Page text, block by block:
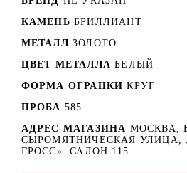
КАМЕНЬ БРИЛЛИАНТ
МЕТАЛЛ ЗОЛОТО
ЦВЕТ МЕТАЛЛА БЕЛЫЙ
ФОРМА ОГРАНКИ КРУГ
ПРОБА 585
АДРЕС МАГАЗИНА МОСКВА,
СЫРОМЯТНИЧЕСКАЯ УЛИЦА,
ГРОСС». САЛОН 115